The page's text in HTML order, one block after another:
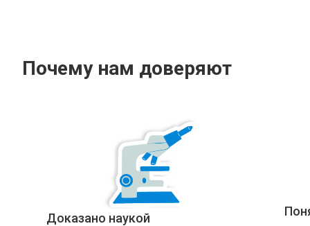
Почему нам доверяют
Доказано наукой